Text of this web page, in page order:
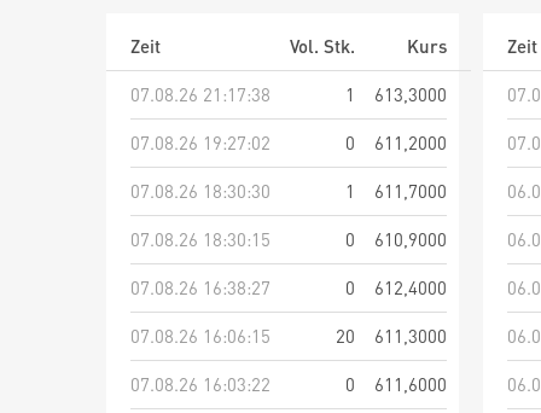
Zeit Vol. Stk.
Kurs
07.08.26 21:17:38
1
613,3000
07.08.26 19:27:02
0
611,2000
07.08.26 18:30:30
1
611,7000
07.08.26 18:30:15
0
610,9000
07.08.26 16:38:27
0
612,4000
07.08.26 16:06:15
20
611,3000
07.08.26 16:03:22
0
611,6000
Zeit